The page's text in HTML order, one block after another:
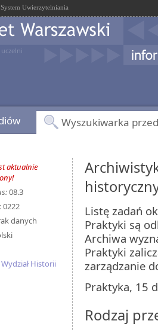
Uwierzytelniania
Wyszukiwarka
aktualnie
08.3
0222
danych
Wydział Historii
Listę zadań
Praktyki są
Archiwa
Praktyki
zarządzanie
Praktyka, 15
Rodzaj